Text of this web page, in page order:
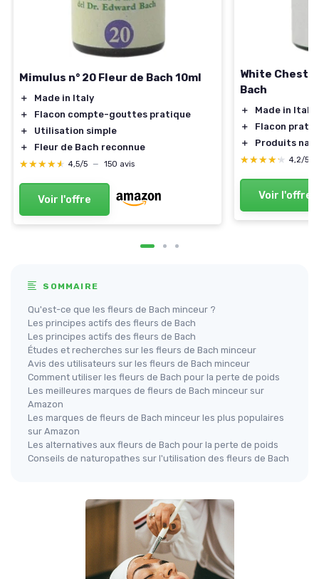
Mimulus n° 20 Fleur de Bach 10ml
＋
Made in Italy
＋
Flacon compte-gouttes pratique
＋
Utilisation simple
＋
Fleur de Bach reconnue
★★★★★
★★★★★ 4,5/5 — 150 avis
Voir l'offre
White
Bach
＋
Made in Italy
＋
Flacon
＋
Produits
★★★★★
★★★★★ 4,2/5
Voir l'offre
SOMMAIRE
Qu'est-ce que les fleurs de Bach minceur ?
Les principes actifs des fleurs de Bach
Les principes actifs des fleurs de Bach
Études et recherches sur les fleurs de Bach minceur
Avis des utilisateurs sur les fleurs de Bach minceur
Comment utiliser les fleurs de Bach pour la perte de poids
Les meilleures marques de fleurs de Bach minceur sur
Amazon
Les marques de fleurs de Bach minceur les plus populaires
sur Amazon
Les alternatives aux fleurs de Bach pour la perte de poids
Conseils de naturopathes sur l'utilisation des fleurs de Bach